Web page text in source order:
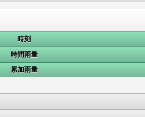
時刻
時間雨量
累加雨量